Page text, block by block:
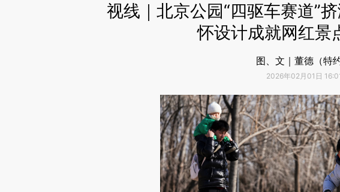
视线｜北京公园“四驱车赛道”
怀设计成就网红景
图、文｜董德（特约
2026年02月01日